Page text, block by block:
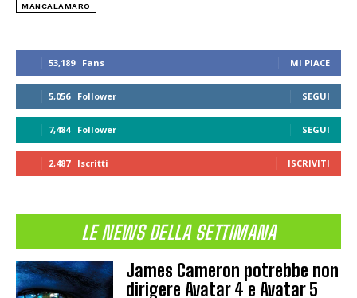
53,189 Fans MI PIACE
5,056 Follower SEGUI
7,484 Follower SEGUI
2,487 Iscritti ISCRIVITI
LE NEWS DELLA SETTIMANA
James Cameron potrebbe non
dirigere Avatar 4 e Avatar 5
MANCALAMARO